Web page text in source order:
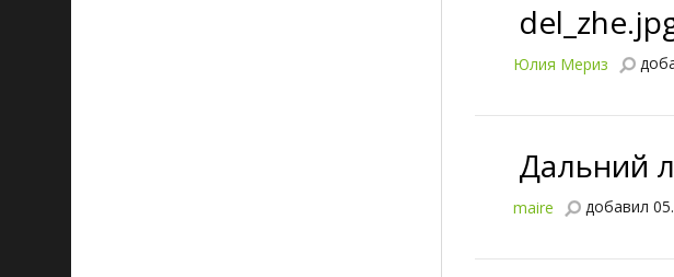
Юлия Мериз
Дальний
maire добавил